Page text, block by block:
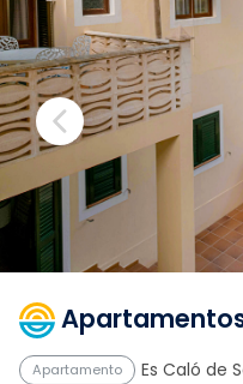
Apartamentos
Apartamento Es Caló de